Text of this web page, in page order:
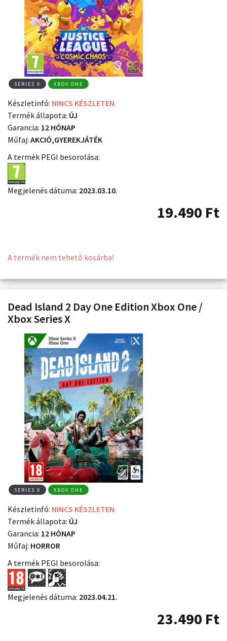
SERIES X XBOX ONE
Készletinfó: NINCS KÉSZLETEN
Termék állapota: ÚJ
Garancia: 12 HÓNAP
Műfaj: AKCIÓ,GYEREKJÁTÉK
A termék PEGI besorolása:
Megjelenés dátuma: 2023.03.10.
19.490 Ft
A termék nem tehető kosárba!
Dead Island 2 Day One Edition Xbox One /
Xbox Series X
SERIES X XBOX ONE
Készletinfó: NINCS KÉSZLETEN
Termék állapota: ÚJ
Garancia: 12 HÓNAP
Műfaj: HORROR
A termék PEGI besorolása:
Megjelenés dátuma: 2023.04.21.
23.490 Ft